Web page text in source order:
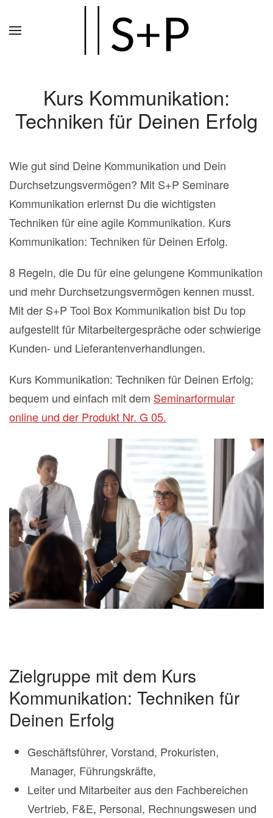
Kurs Kommunikation:
Techniken für Deinen Erfolg
Wie gut sind Deine Kommunikation und Dein
Durchsetzungsvermögen? Mit S+P Seminare
Kommunikation erlernst Du die wichtigsten
Techniken für eine agile Kommunikation. Kurs
Kommunikation: Techniken für Deinen Erfolg.
8 Regeln, die Du für eine gelungene Kommunikation
und mehr Durchsetzungsvermögen kennen musst.
Mit der S+P Tool Box Kommunikation bist Du top
aufgestellt für Mitarbeitergespräche oder schwierige
Kunden- und Lieferantenverhandlungen.
Kurs Kommunikation: Techniken für Deinen Erfolg;
bequem und einfach mit dem Seminarformular
online und der Produkt Nr. G 05.
Zielgruppe mit dem Kurs
Kommunikation: Techniken für
Deinen Erfolg
Geschäftsführer, Vorstand, Prokuristen,
Manager, Führungskräfte,
Leiter und Mitarbeiter aus den Fachbereichen
Vertrieb, F&E, Personal, Rechnungswesen und